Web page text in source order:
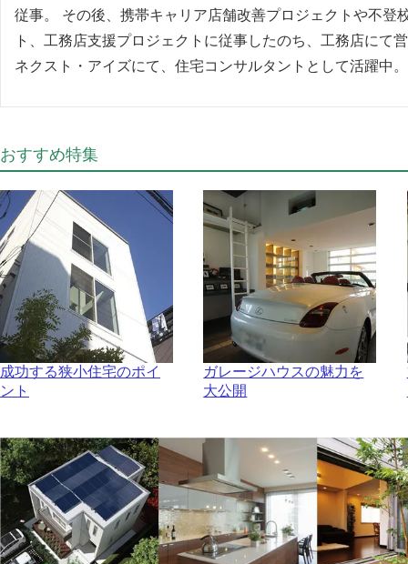
従事。 その後、携帯キャリア店舗改善プロジェクトや不登
ト、工務店支援プロジェクトに従事したのち、工務店にて
ネクスト・アイズにて、住宅コンサルタントとして活躍中。
おすすめ特集
成功する狭小住宅のポイ
ント
ガレージハウスの魅力を
大公開